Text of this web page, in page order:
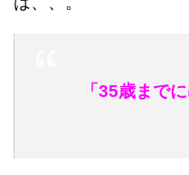
「35歳まで